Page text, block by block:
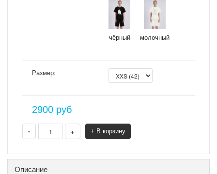
чёрный молочный
Размер:
2900 руб
- + + В корзину
Описание